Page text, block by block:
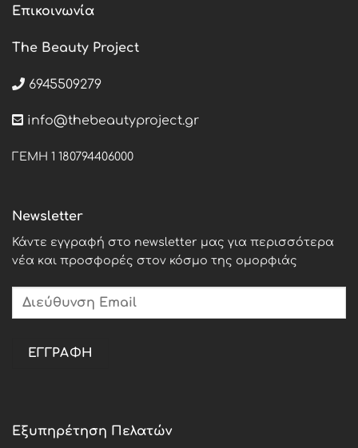
Επικοινωνία
The Beauty Project
6945509279
info@thebeautyproject.gr
ΓΕΜΗ 1 180794406000
Εξυπηρέτηση Πελατών
Newsletter
Κάντε εγγραφή στο newsletter μας για περισσότερα
νέα και προσφορές στον κόσμο της ομορφιάς